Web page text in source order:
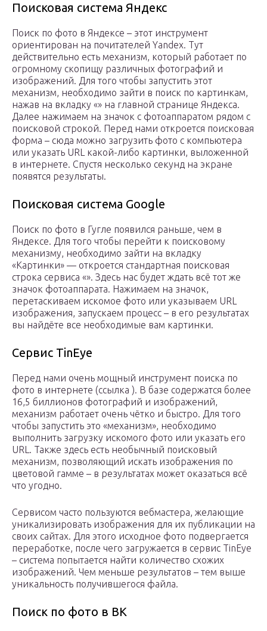
Поисковая система Яндекс
Поиск по фото в Яндексе – этот инструмент
ориентирован на почитателей Yandex. Тут
действительно есть механизм, который работает по
огромному скопищу различных фотографий и
изображений. Для того чтобы запустить этот
механизм, необходимо зайти в поиск по картинкам,
нажав на вкладку «» на главной странице Яндекса.
Далее нажимаем на значок с фотоаппаратом рядом с
поисковой строкой. Перед нами откроется поисковая
форма – сюда можно загрузить фото с компьютера
или указать URL какой-либо картинки, выложенной
в интернете. Спустя несколько секунд на экране
появятся результаты.
Поисковая система Google
Поиск по фото в Гугле появился раньше, чем в
Яндексе. Для того чтобы перейти к поисковому
механизму, необходимо зайти на вкладку
«Картинки» — откроется стандартная поисковая
строка сервиса «». Здесь нас будет ждать всё тот же
значок фотоаппарата. Нажимаем на значок,
перетаскиваем искомое фото или указываем URL
изображения, запускаем процесс – в его результатах
вы найдёте все необходимые вам картинки.
Сервис TinEye
Перед нами очень мощный инструмент поиска по
фото в интернете (ссылка ). В базе содержатся более
16,5 биллионов фотографий и изображений,
механизм работает очень чётко и быстро. Для того
чтобы запустить это «механизм», необходимо
выполнить загрузку искомого фото или указать его
URL. Также здесь есть необычный поисковый
механизм, позволяющий искать изображения по
цветовой гамме – в результатах может оказаться всё
что угодно.
Сервисом часто пользуются вебмастера, желающие
уникализировать изображения для их публикации на
своих сайтах. Для этого исходное фото подвергается
переработке, после чего загружается в сервис TinEye
– система попытается найти количество схожих
изображений. Чем меньше результатов – тем выше
уникальность получившегося файла.
Поиск по фото в ВК